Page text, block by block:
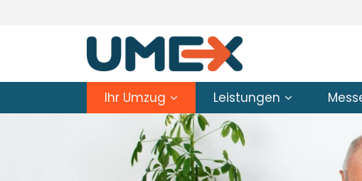
Ihr Umzug Leistungen